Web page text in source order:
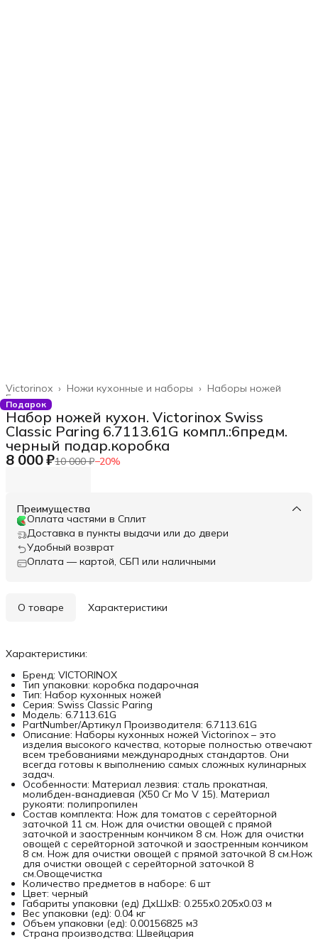
Наборы ножей
Ножи кухонные и наборы ›
Victorinox ›
Главная ›
Подарок
Набор ножей кухон. Victorinox Swiss
Classic Paring 6.7113.61G компл.:6предм.
черный подар.коробка
8 000 ₽10 000 ₽−20%
Преимущества
Оплата частями в Сплит
Доставка в пункты выдачи или до двери
Удобный возврат
Оплата — картой, СБП или наличными
О товаре Характеристики
Характеристики:
Бренд: VICTORINOX
Тип упаковки: коробка подарочная
Тип: Набор кухонных ножей
Серия: Swiss Classic Paring
Модель: 6.7113.61G
PartNumber/Артикул Производителя: 6.7113.61G
Описание: Наборы кухонных ножей Victorinox – это
изделия высокого качества, которые полностью отвечают
всем требованиями международных стандартов. Они
всегда готовы к выполнению самых сложных кулинарных
задач.
Особенности: Материал лезвия: сталь прокатная,
молибден-ванадиевая (X50 Cr Mo V 15). Материал
рукояти: полипропилен
Состав комплекта: Нож для томатов с серейторной
заточкой 11 см. Нож для очистки овощей с прямой
заточкой и заостренным кончиком 8 см. Нож для очистки
овощей с серейторной заточкой и заостренным кончиком
8 см. Нож для очистки овощей с прямой заточкой 8 см.Нож
для очистки овощей с серейторной заточкой 8
см.Овощечистка
Количество предметов в наборе: 6 шт
Цвет: черный
Габариты упаковки (ед) ДхШхВ: 0.255x0.205x0.03 м
Вес упаковки (ед): 0.04 кг
Объем упаковки (ед): 0.00156825 м3
Страна производства: Швейцария